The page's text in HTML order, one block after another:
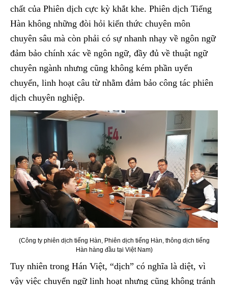
chất của Phiên dịch cực kỳ khắt khe. Phiên dịch Tiếng
Hàn không những đòi hỏi kiến thức chuyên môn
chuyên sâu mà còn phải có sự nhanh nhạy về ngôn ngữ
đảm bảo chính xác về ngôn ngữ, đầy đủ về thuật ngữ
chuyên ngành nhưng cũng không kém phần uyển
chuyển, linh hoạt câu từ nhằm đảm bảo công tác phiên
dịch chuyên nghiệp.
(Công ty phiên dịch tiếng Hàn, Phiên dịch tiếng Hàn, thông dịch tiếng
Hàn hàng đầu tại Việt Nam)
Tuy nhiên trong Hán Việt, “dịch” có nghĩa là diệt, vì
vậy việc chuyển ngữ linh hoạt nhưng cũng không tránh